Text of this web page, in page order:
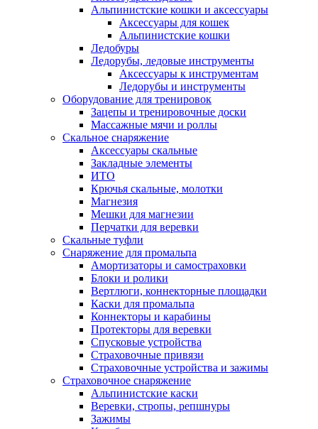
Альпинистские кошки и аксессуары
Аксессуары для кошек
Альпинистские кошки
Ледобуры
Ледорубы, ледовые инструменты
Аксессуары к инструментам
Ледорубы и инструменты
Оборудование для тренировок
Зацепы и тренировочные доски
Массажные мячи и роллы
Скальное снаряжение
Аксессуары скальные
Закладные элементы
ИТО
Крючья скальные, молотки
Магнезия
Мешки для магнезии
Перчатки для веревки
Скальные туфли
Снаряжение для промальпа
Амортизаторы и самостраховки
Блоки и ролики
Вертлюги, коннекторные площадки
Каски для промальпа
Коннекторы и карабины
Протекторы для веревки
Спусковые устройства
Страховочные привязи
Страховочные устройства и зажимы
Страховочное снаряжение
Альпинистские каски
Веревки, стропы, репшнуры
Зажимы